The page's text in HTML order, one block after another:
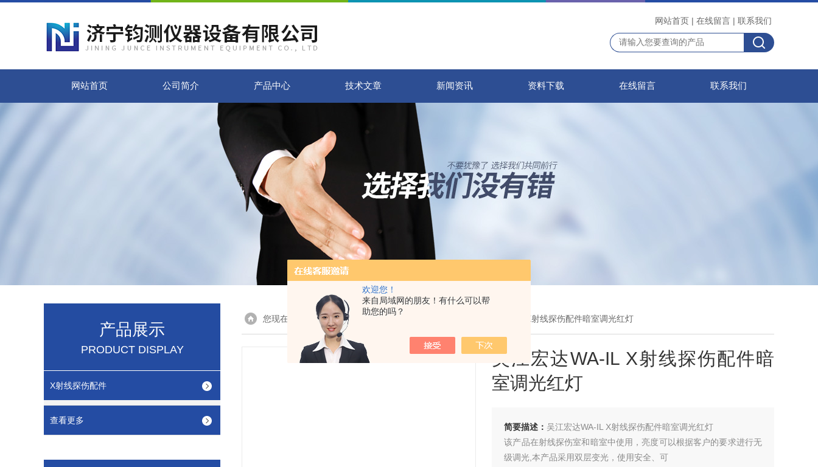
欢迎您！
来自局域网的朋友！有什么可以帮
助您的吗？
网站首页 | 在线留言 | 联系我们
网站首页 公司简介 产品中心 技术文章 新闻资讯 资料下载 在线留言 联系我们
产品展示
PRODUCT DISPLAY
X射线探伤配件
查看更多
您现在的位置：首页> 产品展示 > > > 吴江宏达WA-IL X射线探伤配件暗室调光红灯
吴江宏达WA-IL X射线探伤配件暗
室调光红灯
简要描述： 吴江宏达WA-IL X射线探伤配件暗室调光红灯
该产品在射线探伤室和暗室中使用，亮度可以根据客户的要求进行无
级调光,本产品采用双层变光，使用安全、可